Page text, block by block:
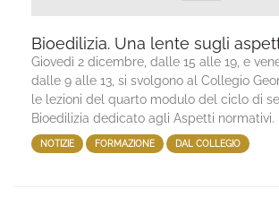
Bioedilizia. Una lente sugli
Giovedì 2 dicembre, dalle 15 alle 19, e
dalle 9 alle 13, si svolgono al Collegio
le lezioni del quarto modulo del ciclo di
Bioedilizia dedicato agli Aspetti normativi.
NOTIZIE FORMAZIONE DAL COLLEGIO